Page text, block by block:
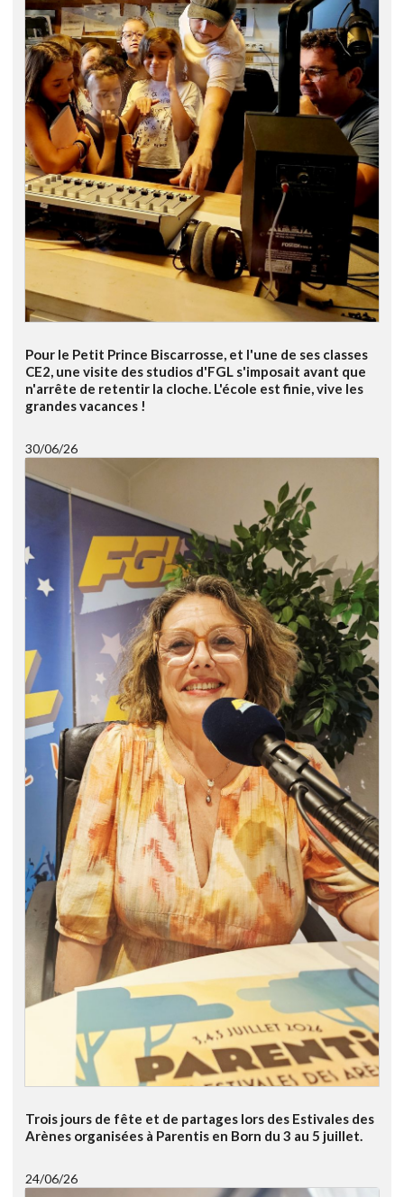
Pour le Petit Prince Biscarrosse, et l'une de ses classes
CE2, une visite des studios d'FGL s'imposait avant que
n'arrête de retentir la cloche. L'école est finie, vive les
grandes vacances !
30/06/26
Trois jours de fête et de partages lors des Estivales des
Arènes organisées à Parentis en Born du 3 au 5 juillet.
24/06/26